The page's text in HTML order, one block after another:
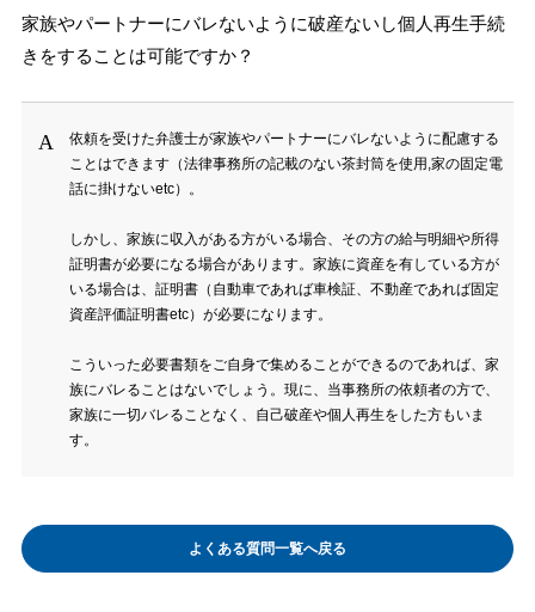
家族やパートナーにバレないように破産ないし個人再生手続
きをすることは可能ですか？
依頼を受けた弁護士が家族やパートナーにバレないように配慮する
ことはできます（法律事務所の記載のない茶封筒を使用,家の固定電
話に掛けないetc）。
しかし、家族に収入がある方がいる場合、その方の給与明細や所得
証明書が必要になる場合があります。家族に資産を有している方が
いる場合は、証明書（自動車であれば車検証、不動産であれば固定
資産評価証明書etc）が必要になります。
こういった必要書類をご自身で集めることができるのであれば、家
族にバレることはないでしょう。現に、当事務所の依頼者の方で、
家族に一切バレることなく、自己破産や個人再生をした方もいま
す。
よくある質問一覧へ戻る